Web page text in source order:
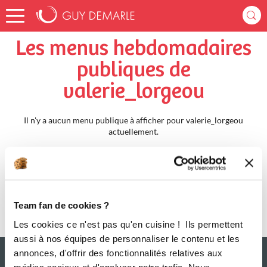
Team fan de cookies ?
Les cookies ce n'est pas qu'en cuisine ! Ils permettent
aussi à nos équipes de personnaliser le contenu et les
annonces, d'offrir des fonctionnalités relatives aux
Accueil valerie_lorgeou Menus Hebdomadaires
Les menus hebdomadaires
publiques de
valerie_lorgeou
Il n'y a aucun menu publique à afficher pour valerie_lorgeou
actuellement.